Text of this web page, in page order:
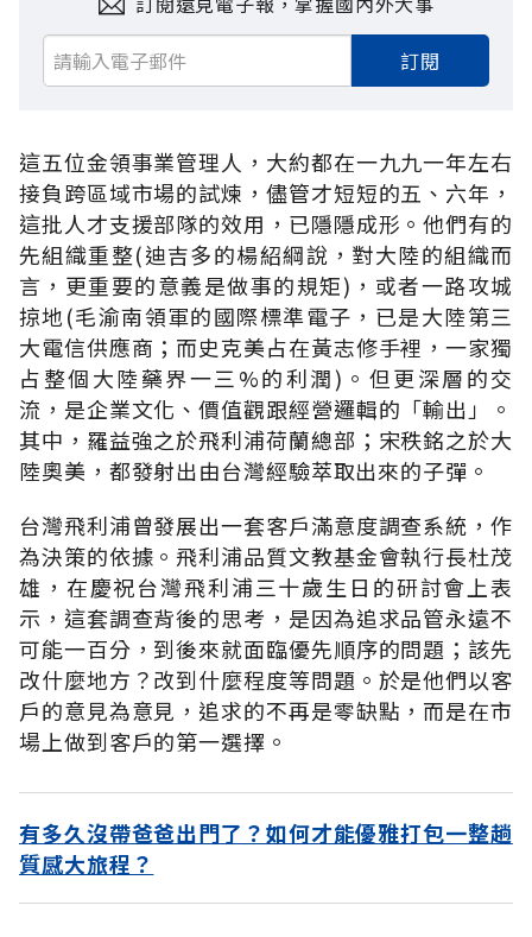
訂閱
這五位金領事業管理人，大約都在一九九一年左右
接負跨區域市場的試煉，儘管才短短的五、六年，
這批人才支援部隊的效用，已隱隱成形。他們有的
先組織重整(迪吉多的楊紹綱說，對大陸的組織而
言，更重要的意義是做事的規矩)，或者一路攻城
掠地(毛渝南領軍的國際標準電子，已是大陸第三
大電信供應商；而史克美占在黃志修手裡，一家獨
占整個大陸藥界一三%的利潤)。但更深層的交
流，是企業文化、價值觀跟經營邏輯的「輸出」。
其中，羅益強之於飛利浦荷蘭總部；宋秩銘之於大
陸奧美，都發射出由台灣經驗萃取出來的子彈。
台灣飛利浦曾發展出一套客戶滿意度調查系統，作
為決策的依據。飛利浦品質文教基金會執行長杜茂
雄，在慶祝台灣飛利浦三十歲生日的研討會上表
示，這套調查背後的思考，是因為追求品管永遠不
可能一百分，到後來就面臨優先順序的問題；該先
改什麼地方？改到什麼程度等問題。於是他們以客
戶的意見為意見，追求的不再是零缺點，而是在市
場上做到客戶的第一選擇。
有多久沒帶爸爸出門了？如何才能優雅打包一整趟
質感大旅程？